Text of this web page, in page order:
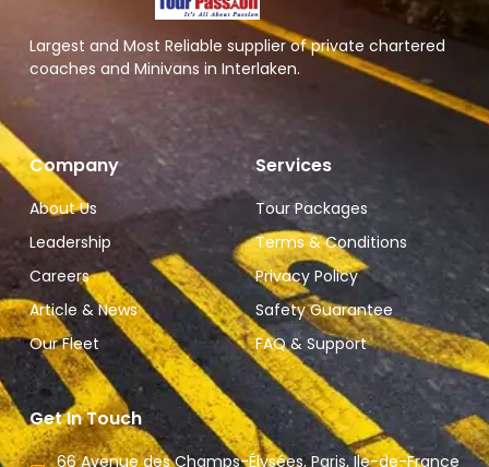
Largest and Most Reliable supplier of private chartered
coaches and Minivans in Interlaken.
Company
About Us
Leadership
Careers
Article & News
Our Fleet
Services
Tour Packages
Terms & Conditions
Privacy Policy
Safety Guarantee
FAQ & Support
Get In Touch
66 Avenue des Champs-Élysées, Paris, Ile-de-France